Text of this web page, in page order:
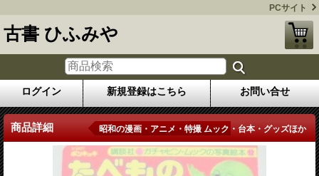
PCサイト
古書 ひふみや
ログイン 新規登録はこちら お問い合せ
商品詳細 昭和の漫画・アニメ・特撮 ムック・台本・グッズほか